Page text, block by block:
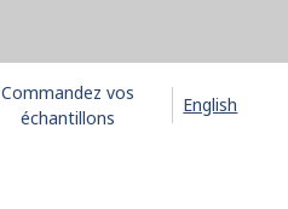
Commandez vos
échantillons
English